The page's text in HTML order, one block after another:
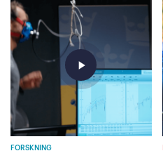
play_arrow
FORSKNING